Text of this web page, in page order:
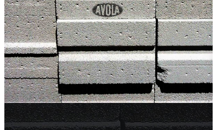
EVENTI / FIERE
PRODOTTI
CONTATTO E APPROCCIO
RICERCA